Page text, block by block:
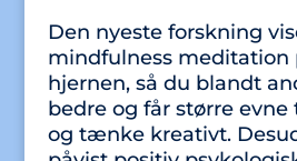
Den nyeste forskning
mindfulness meditation
hjernen, så du blandt
bedre og får større evne
og tænke kreativt.